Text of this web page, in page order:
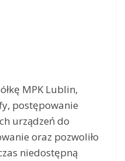
MPK Lublin,
postępowanie
urządzeń do
oraz pozwoliło
niedostępną